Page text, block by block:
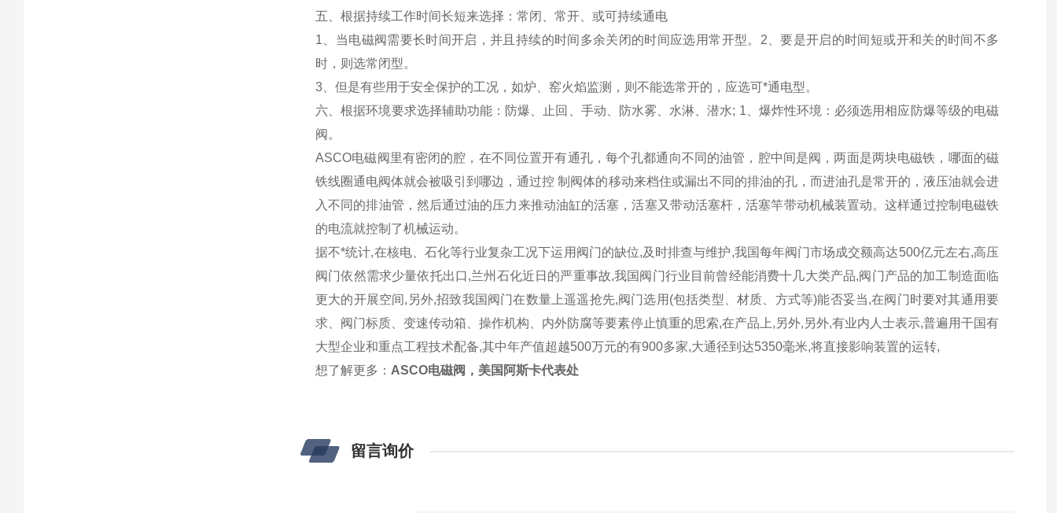
五、根据持续工作时间长短来选择：常闭、常开、或可持续通电
1、当电磁阀需要长时间开启，并且持续的时间多余关闭的时间应选用常开型。2、要是开启的时间短或开和关的时间不多
时，则选常闭型。
3、但是有些用于安全保护的工况，如炉、窑火焰监测，则不能选常开的，应选可*通电型。
六、根据环境要求选择辅助功能：防爆、止回、手动、防水雾、水淋、潜水; 1、爆炸性环境：必须选用相应防爆等级的电磁
阀。
ASCO电磁阀里有密闭的腔，在不同位置开有通孔，每个孔都通向不同的油管，腔中间是阀，两面是两块电磁铁，哪面的磁
铁线圈通电阀体就会被吸引到哪边，通过控 制阀体的移动来档住或漏出不同的排油的孔，而进油孔是常开的，液压油就会进
入不同的排油管，然后通过油的压力来推动油缸的活塞，活塞又带动活塞杆，活塞竿带动机械装置动。这样通过控制电磁铁
的电流就控制了机械运动。
据不*统计,在核电、石化等行业复杂工况下运用阀门的缺位,及时排查与维护,我国每年阀门市场成交额高达500亿元左右,高压
阀门依然需求少量依托出口,兰州石化近日的严重事故,我国阀门行业目前曾经能消费十几大类产品,阀门产品的加工制造面临
更大的开展空间,另外,招致我国阀门在数量上遥遥抢先,阀门选用(包括类型、材质、方式等)能否妥当,在阀门时要对其通用要
求、阀门标质、变速传动箱、操作机构、内外防腐等要素停止慎重的思索,在产品上,另外,另外,有业内人士表示,普遍用干国有
大型企业和重点工程技术配备,其中年产值超越500万元的有900多家,大通径到达5350毫米,将直接影响装置的运转,
想了解更多： ASCO电磁阀，美国阿斯卡代表处
留言询价